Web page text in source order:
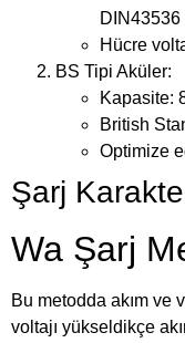
DIN43536
Hücre
BS Tipi Aküler:
Kapasite:
British
Optimize
Şarj
Wa Şarj
Bu metodda akım ve
voltajı yükseldikçe